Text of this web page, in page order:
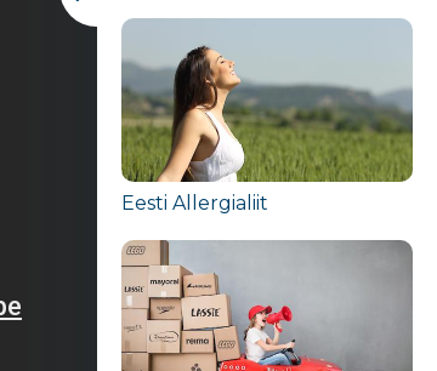
Eesti Allergialiit